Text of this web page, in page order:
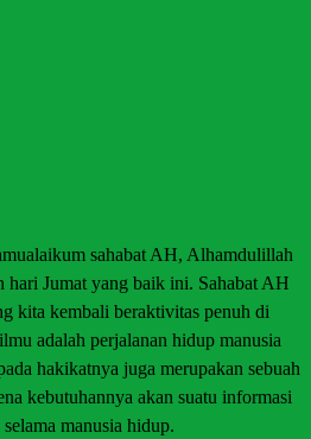
sahabat AH, Alhamdulillah
hari Jumat yang baik ini. Sahabat AH
kita kembali beraktivitas penuh di
adalah perjalanan hidup manusia
hakikatnya juga merupakan sebuah
kebutuhannya akan suatu informasi
manusia hidup.